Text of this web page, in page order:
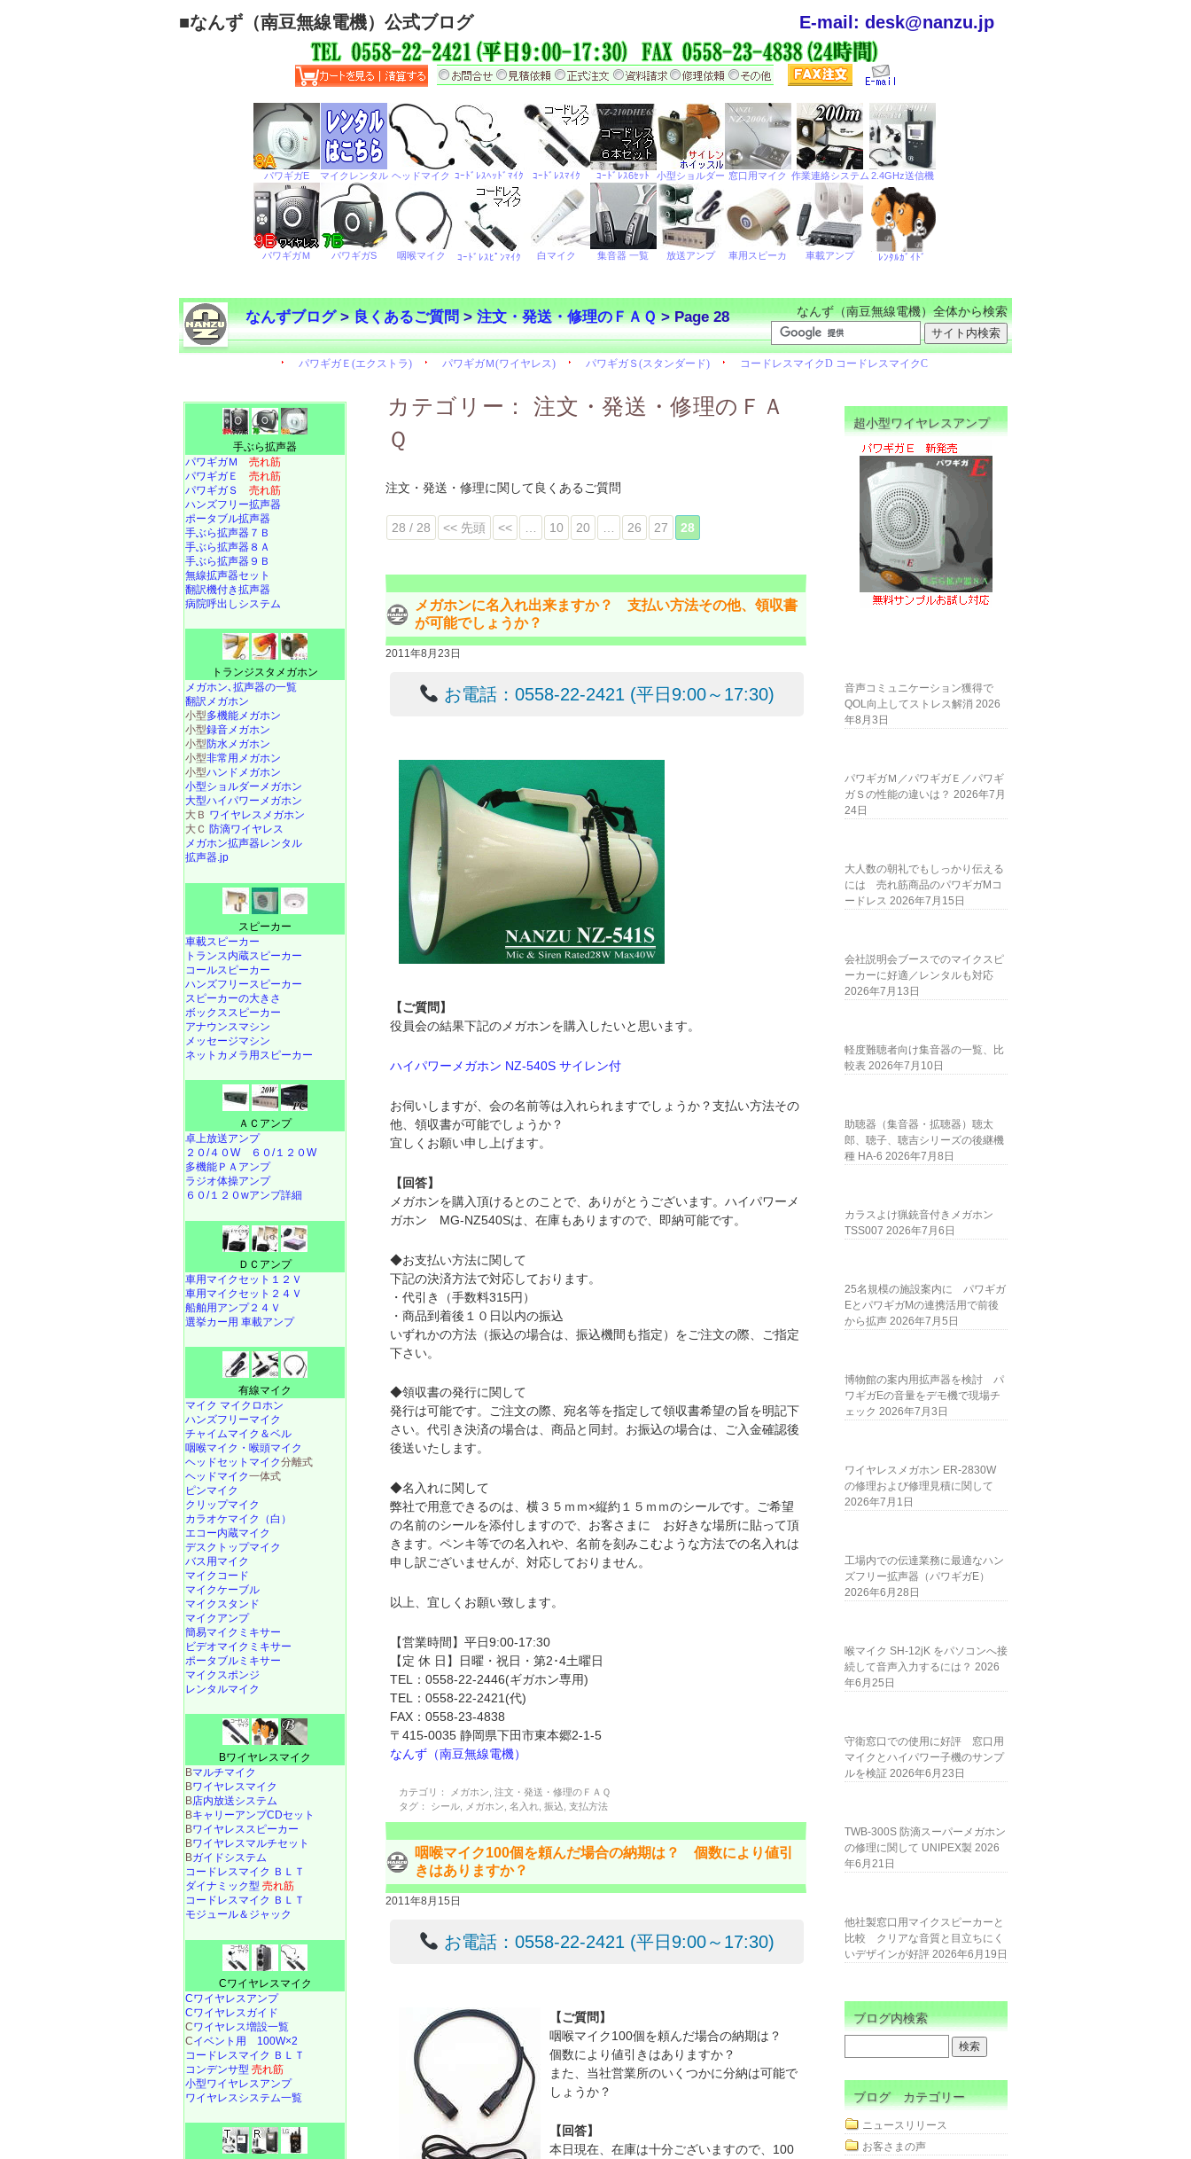
■なんず（南豆無線電機）公式ブログ E-mail: desk@nanzu.jp
なんずブログ>良くあるご質問>注文・発送・修理のＦＡＱ> Page 28 なんず（南豆無線電機）全体から検索
カテゴリー：注文・発送・修理のＦＡ
Ｑ
注文・発送・修理に関して良くあるご質問
28 / 28 << 先頭 << 10 20 26 27 28
メガホンに名入れ出来ますか？ 支払い方法その他、領収書
が可能でしょうか？
2011年8月23日
お電話：0558-22-2421 (平日9:00～17:30)
【ご質問】
役員会の結果下記のメガホンを購入したいと思います。
ハイパワーメガホン NZ-540S サイレン付
お伺いしますが、会の名前等は入れられますでしょうか？支払い方法その
他、領収書が可能でしょうか？
宜しくお願い申し上げます。
【回答】
メガホンを購入頂けるとのことで、ありがとうございます。ハイパワーメ
ガホン MG-NZ540Sは、在庫もありますので、即納可能です。
◆お支払い方法に関して
下記の決済方法で対応しております。
・代引き（手数料315円）
・商品到着後１０日以内の振込
いずれかの方法（振込の場合は、振込機間も指定）をご注文の際、ご指定
下さい。
◆領収書の発行に関して
発行は可能です。ご注文の際、宛名等を指定して領収書希望の旨を明記下
さい。代引き決済の場合は、商品と同封。お振込の場合は、ご入金確認後
後送いたします。
◆名入れに関して
弊社で用意できるのは、横３５ｍｍ×縦約１５ｍｍのシールです。ご希望
の名前のシールを添付しますので、お客さまに お好きな場所に貼って頂
きます。ペンキ等での名入れや、名前を刻みこむような方法での名入れは
申し訳ございませんが、対応しておりません。
以上、宜しくお願い致します。
【営業時間】平日9:00-17:30
【定 休 日】日曜・祝日・第2･4土曜日
TEL：0558-22-2446(ギガホン専用)
TEL：0558-22-2421(代)
FAX：0558-23-4838
〒415-0035 静岡県下田市東本郷2-1-5
なんず（南豆無線電機）
カテゴリ： メガホン ,注文・発送・修理のＦＡＱ
タグ：
シール メガホン ,名入れ ,振込 ,支払方法
咽喉マイク100個を頼んだ場合の納期は？ 個数により値引
きはありますか？
2011年8月15日
お電話：0558-22-2421 (平日9:00～17:30)
【ご質問】
咽喉マイク100個を頼んだ場合の納期は？
個数により値引きはありますか？
また、当社営業所のいくつかに分納は可能で
しょうか？
【回答】
本日現在、在庫は十分ございますので、100
手ぶら拡声器
パワギガＭ 売れ筋
パワギガＥ 売れ筋
パワギガＳ 売れ筋
ハンズフリー拡声器
ポータブル拡声器
手ぶら拡声器７Ｂ
手ぶら拡声器８Ａ
手ぶら拡声器９Ｂ
無線拡声器セット
翻訳機付き拡声器
病院呼出しシステム
トランジスタメガホン
メガホン､拡声器の一覧
翻訳メガホン
小型多機能メガホン
小型録音メガホン
小型防水メガホン
小型非常用メガホン
小型ハンドメガホン
小型ショルダーメガホン
大型ハイパワーメガホン
大Ｂ ワイヤレスメガホン
大Ｃ 防滴ワイヤレス
メガホン拡声器レンタル
拡声器.jp
スピーカー
車載スピーカー
トランス内蔵スピーカー
コールスピーカー
ハンズフリースピーカー
スピーカーの大きさ
ボックススピーカー
アナウンスマシン
メッセージマシン
ネットカメラ用スピーカー
ＡＣアンプ
卓上放送アンプ
２０/４０W
６０/１２０W
多機能ＰＡアンプ
ラジオ体操アンプ
６０/１２０wアンプ詳細
ＤＣアンプ
車用マイクセット１２Ｖ
車用マイクセット２４Ｖ
船舶用アンプ２４Ｖ
選挙カー用 車載アンプ
有線マイク
マイク マイクロホン
ハンズフリーマイク
チャイムマイク＆ベル
咽喉マイク・喉頭マイク
ヘッドセットマイク分離式
ヘッドマイク一体式
ピンマイク
クリップマイク
カラオケマイク（白）
エコー内蔵マイク
デスクトップマイク
バス用マイク
マイクコード
マイクケーブル
マイクスタンド
マイクアンプ
簡易マイクミキサー
ビデオマイクミキサー
ポータブルミキサー
マイクスポンジ
レンタルマイク
Bワイヤレスマイク
Bマルチマイク
Bワイヤレスマイク
B店内放送システム
BキャリーアンプCDセット
Bワイヤレススピーカー
Bワイヤレスマルチセット
Bガイドシステム
コードレスマイク ＢＬＴ
ダイナミック型 売れ筋
コードレスマイク ＢＬＴ
モジュール＆ジャック
Cワイヤレスマイク
Cワイヤレスアンプ
Cワイヤレスガイド
Cワイヤレス増設一覧
Cイベント用 100W×2
コードレスマイク ＢＬＴ
コンデンサ型 売れ筋
小型ワイヤレスアンプ
ワイヤレスシステム一覧
超小型ワイヤレスアンプ
音声コミュニケーション獲得で
QOL向上してストレス解消 2026
年8月3日
パワギガＭ／パワギガＥ／パワギ
ガＳの性能の違いは？ 2026年7月
24日
大人数の朝礼でもしっかり伝える
には 売れ筋商品のパワギガMコ
ードレス 2026年7月15日
会社説明会ブースでのマイクスピ
ーカーに好適／レンタルも対応
2026年7月13日
軽度難聴者向け集音器の一覧、比
較表 2026年7月10日
助聴器（集音器・拡聴器）聴太
郎、聴子、聴吉シリーズの後継機
種 HA-6 2026年7月8日
カラスよけ猟銃音付きメガホン
TSS007 2026年7月6日
25名規模の施設案内に パワギガ
EとパワギガMの連携活用で前後
から拡声 2026年7月5日
博物館の案内用拡声器を検討 パ
ワギガEの音量をデモ機で現場チ
ェック 2026年7月3日
ワイヤレスメガホン ER-2830W
の修理および修理見積に関して
2026年7月1日
工場内での伝達業務に最適なハン
ズフリー拡声器（パワギガE）
2026年6月28日
喉マイク SH-12jK をパソコンへ接
続して音声入力するには？ 2026
年6月25日
守衛窓口での使用に好評 窓口用
マイクとハイパワー子機のサンプ
ルを検証 2026年6月23日
TWB-300S 防滴スーパーメガホン
の修理に関して UNIPEX製 2026
年6月21日
他社製窓口用マイクスピーカーと
比較 クリアな音質と目立ちにく
いデザインが好評 2026年6月19日
ブログ内検索
ブログ カテゴリー
ニュースリリース
お客さまの声